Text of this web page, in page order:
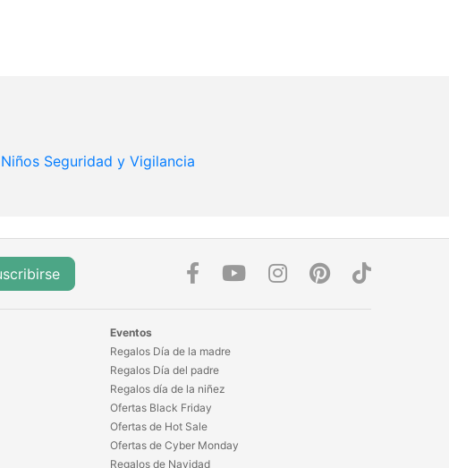
Seguridad y Vigilancia
Eventos
Regalos Día de la madre
Regalos Día del padre
Regalos día de la niñez
Ofertas Black Friday
Ofertas de Hot Sale
Ofertas de Cyber Monday
Regalos de Navidad